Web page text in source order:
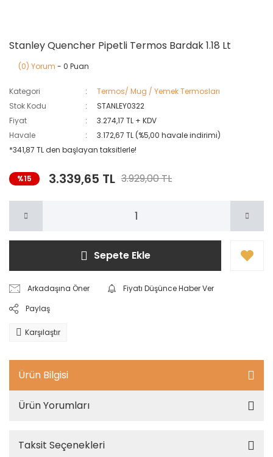
Stanley Quencher Pipetli Termos Bardak 1.18 Lt
(0) Yorum - 0 Puan
Kategori
Termos/ Mug / Yemek Termosları
Stok Kodu
STANLEY0322
Fiyat
3.274,17 TL + KDV
Havale
3.172,67 TL (%5,00 havale indirimi)
*341,87 TL den başlayan taksitlerle!
%15 3.339,65 TL 3.929,00 TL
Sepete Ekle
Arkadaşına Öner
Fiyatı Düşünce Haber Ver
Paylaş
Karşılaştır
Ürün Bilgisi
Ürün Yorumları
Taksit Seçenekleri